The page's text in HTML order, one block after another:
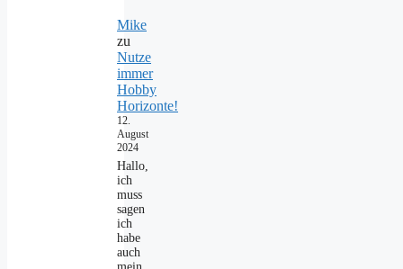
Mike
zu
Nutze
immer
Hobby
Horizonte!
12.
August
2024
Hallo,
ich
muss
sagen
ich
habe
auch